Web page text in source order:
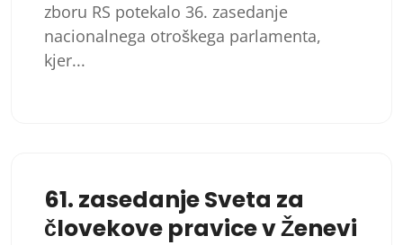
zboru RS potekalo 36. zasedanje
nacionalnega otroškega parlamenta,
kjer...
61. zasedanje Sveta za
človekove pravice v Ženevi